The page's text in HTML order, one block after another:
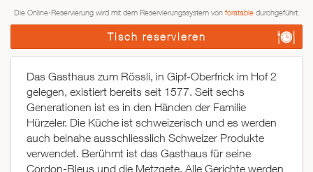
Die Online-Reservierung wird mit dem Reservierungssystem von foratabledurchgeführt.
Tisch reservieren
Das Gasthaus zum Rössli, in Gipf-Oberfrick im Hof 2
gelegen, existiert bereits seit 1577. Seit sechs
Generationen ist es in den Händen der Familie
Hürzeler. Die Küche ist schweizerisch und es werden
auch beinahe ausschliesslich Schweizer Produkte
verwendet. Berühmt ist das Gasthaus für seine
Cordon-Bleus und die Metzgete. Alle Gerichte werden